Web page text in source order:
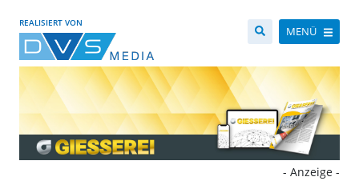
REALISIERT VON
MENÜ
- Anzeige -